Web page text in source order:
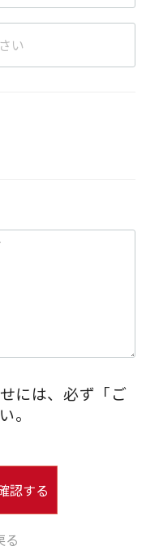
には、必ず「ご
。
る
認する